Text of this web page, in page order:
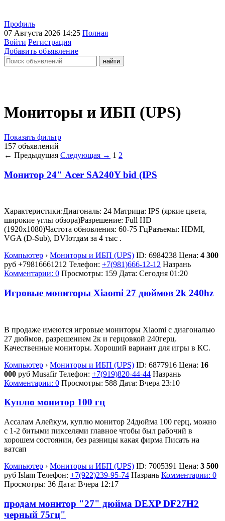
Профиль
07 Августа 2026 14:25 Полная
Войти Регистрация
Добавить объявление
Мониторы и ИБП (UPS)
Показать фильтр
157 объявлений
← Предыдущая Следующая → 1 2
Монитор 24" Acer SA240Y bid (IPS
Характеристики:Диагональ: 24 Матрица: IPS (яркие цвета,
широкие углы обзора)Разрешение: Full HD
(1920x1080)Частота обновления: 60-75 ГцРазъемы: HDMI,
VGA (D-Sub), DVIотдам за 4 тыс .
Компьютер › Мониторы и ИБП (UPS) ID: 6984238 Цена: 4 300
руб +79816661212 Телефон: +7(981)666-12-12 Назрань
Комментарии: 0 Просмотры: 159 Дата: Сегодня 01:20
Игровые мониторы Xiaomi 27 дюймов 2k 240hz
В продаже имеются игровые мониторы Xiaomi c диагональю
27 дюймов, разрешением 2к и герцовкой 240герц.
Качественные мониторы. Хороший вариант для игры в КС.
Компьютер › Мониторы и ИБП (UPS) ID: 6877916 Цена: 16
000 руб MusafirТелефон: +7(919)820-44-44 Назрань
Комментарии: 0 Просмотры: 588 Дата: Вчера 23:10
Куплю монитор 100 гц
Ассалам Алейкум, куплю монитор 24дюйма 100 герц, можно
с 1-2 битыми пикселями главное чтобы был рабочий в
хорошем состоянии, без разницы какая фирма Писать на
ватсап
Компьютер › Мониторы и ИБП (UPS) ID: 7005391 Цена: 3 500
руб Islam Телефон: +7(922)239-95-74 Назрань Комментарии: 0
Просмотры: 36 Дата: Вчера 12:17
продам монитор "27" дюйма DEXP DF27H2
черный 75гц"